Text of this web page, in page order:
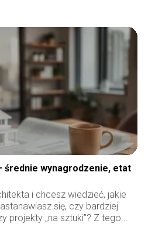
średnie wynagrodzenie, etat
i chcesz wiedzieć, jakie
się, czy bardziej
projekty „na sztuki”? Z tego...